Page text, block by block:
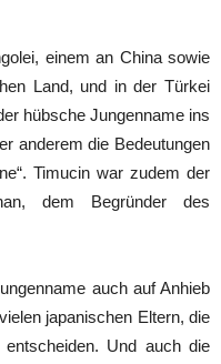
einem an China sowie
Land, und in der Türkei
hübsche Jungenname ins
anderem die Bedeutungen
Timucin war zudem der
dem Begründer des
auch auf Anhieb
japanischen Eltern, die
Und auch die